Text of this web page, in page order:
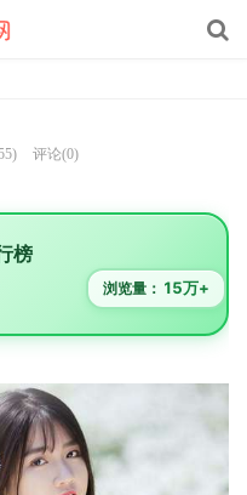
评论(0)
榜
浏览量： 15万+